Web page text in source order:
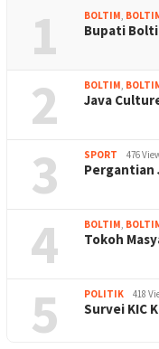
1 BOLTIM,
Bupati
2 BOLTIM,
Java
3 SPORT 476
Pergantian
4 BOLTIM,
Tokoh
5 POLITIK 418
Survei KIC